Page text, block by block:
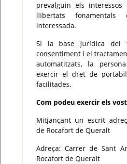
prevalguin els
llibertats
interessada.
Si la base jurídica del
consentiment i el
automatitzats, la
exercir el dret de
facilitades.
Com podeu exercir els
Mitjançant un escrit
de Rocafort de Queralt
Adreça: Carrer de Sant
Rocafort de Queralt